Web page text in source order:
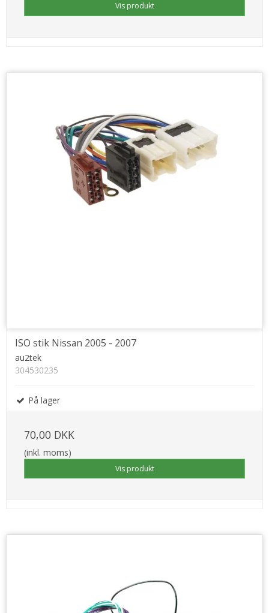
Vis produkt
ISO stik Nissan 2005 - 2007
au2tek
304530235
På lager
70,00 DKK
(inkl. moms)
Vis produkt